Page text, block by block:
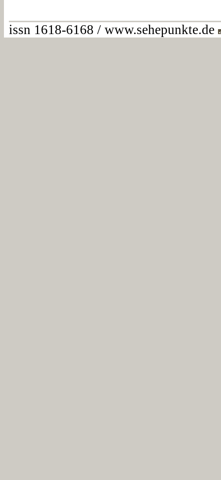
issn 1618-6168 / www.sehepunkte.de